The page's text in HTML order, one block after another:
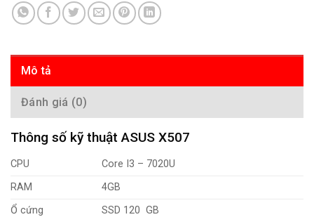
Mô tả
Đánh giá (0)
Thông số kỹ thuật ASUS X507
CPU
Core I3 – 7020U
RAM
4GB
Ổ cứng
SSD 120 GB